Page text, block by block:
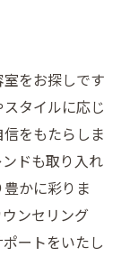
をお探しです
タイルに応じ
をもたらしま
ドも取り入れ
かに彩りま
ンセリング
ートをいたし